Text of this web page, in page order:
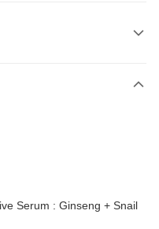
Serum : Ginseng + Snail